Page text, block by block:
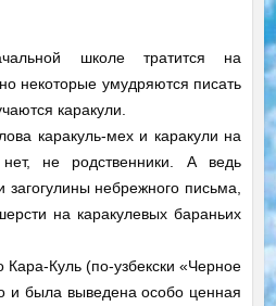
школе тратится на
некоторые умудряются писать
каракули.
каракуль-мех и каракули на
не родственники. А ведь
небрежного письма,
на каракулевых бараньих
Кара-Куль (по-узбекски «Черное
и была выведена особо ценная